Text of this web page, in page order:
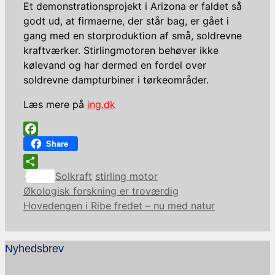
Et demonstrationsprojekt i Arizona er faldet så
godt ud, at firmaerne, der står bag, er gået i
gang med en storproduktion af små, soldrevne
kraftværker. Stirlingmotoren behøver ikke
kølevand og har dermed en fordel over
soldrevne dampturbiner i tørkeområder.
Læs mere på ing.dk
Facebook
Share
Share
Kategorier
Solkraft Tags
stirling motor
Økologisk forskning er troværdig
Hovedengen i Ribe fredet – nu med natur
Nyhedsbrev